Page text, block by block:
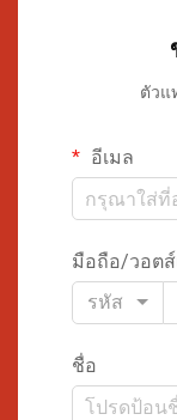
ตัวแ
อีเมล
มือถือ/วอต
รหัส
ชื่อ